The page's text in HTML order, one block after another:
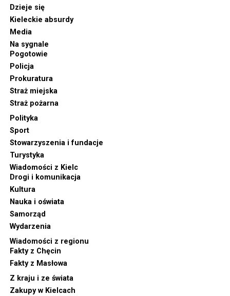
Dzieje się
Kieleckie absurdy
Media
Na sygnale
Pogotowie
Policja
Prokuratura
Straż miejska
Straż pożarna
Polityka
Sport
Stowarzyszenia i fundacje
Turystyka
Wiadomości z Kielc
Drogi i komunikacja
Kultura
Nauka i oświata
Samorząd
Wydarzenia
Wiadomości z regionu
Fakty z Chęcin
Fakty z Masłowa
Z kraju i ze świata
Zakupy w Kielcach